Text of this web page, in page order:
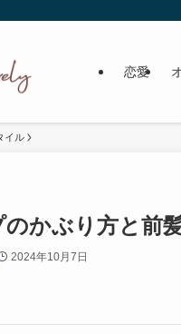
恋愛
イル
かぶり方と前
2024年10月7日